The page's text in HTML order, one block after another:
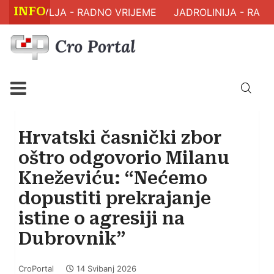
INFO
ZDRAVLJA - RADNO VRIJEME JADROLINIJA -
Hrvatski časnički zbor
oštro odgovorio Milanu
Kneževiću: “Nećemo
dopustiti prekrajanje
istine o agresiji na
Dubrovnik”
CroPortal 14 Svibanj 2026